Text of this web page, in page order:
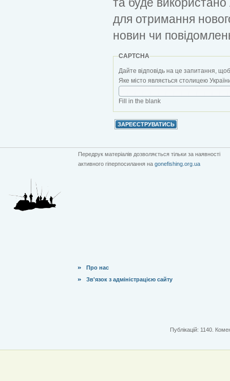
для отримання
новин чи
CAPTCHA
Дайте відповідь на це запитання,
Яке місто являється столицею
Fill in the blank
Передрук матеріалів дозволяється тільки за наявності
активного гіперпосилання на gonefishing.org.ua
Про нас
Зв'язок з адміністрацією сайту
Публікацій: 1140.